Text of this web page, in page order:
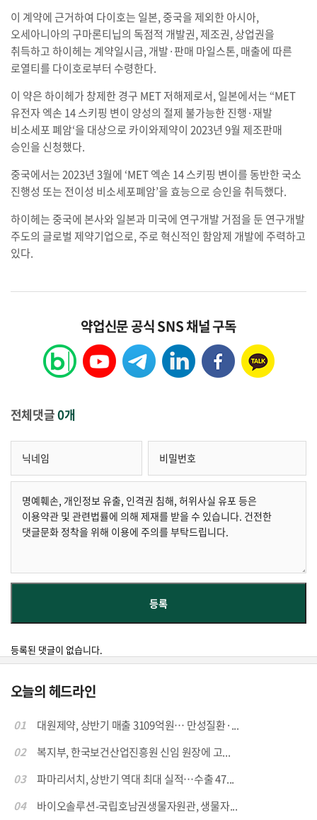
이 계약에 근거하여 다이호는 일본, 중국을 제외한 아시아,
오세아니아의 구마론티닙의 독점적 개발권, 제조권, 상업권을
취득하고 하이헤는 계약일시금, 개발·판매 마일스톤, 매출에 따른
로열티를 다이호로부터 수령한다.
이 약은 하이헤가 창제한 경구 MET 저해제로서, 일본에서는 “MET
유전자 엑손 14 스키핑 변이 양성의 절제 불가능한 진행·재발
비소세포 폐암‘을 대상으로 카이와제약이 2023년 9월 제조판매
승인을 신청했다.
중국에서는 2023년 3월에 ‘MET 엑손 14 스키핑 변이를 동반한 국소
진행성 또는 전이성 비소세포폐암’을 효능으로 승인을 취득했다.
하이헤는 중국에 본사와 일본과 미국에 연구개발 거점을 둔 연구개발
주도의 글로벌 제약기업으로, 주로 혁신적인 함암제 개발에 주력하고
있다.
약업신문 공식 SNS 채널 구독
전체댓글0개
등록된 댓글이 없습니다.
오늘의 헤드라인
01
대원제약, 상반기 매출 3109억원… 만성질환·...
02
복지부, 한국보건산업진흥원 신임 원장에 고...
03
파마리서치, 상반기 역대 최대 실적…수출 47...
04
바이오솔루션-국립호남권생물자원관, 생물자...